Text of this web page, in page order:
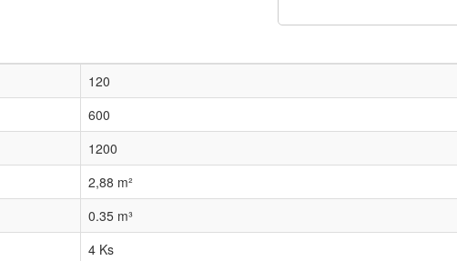
120
600
1200
2,88 m²
0.35 m³
4 Ks